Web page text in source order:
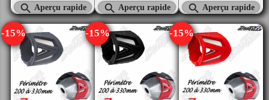
 Aperçu rapide  Aperçu rapide  Aperçu rapide
-15% -15% -15%